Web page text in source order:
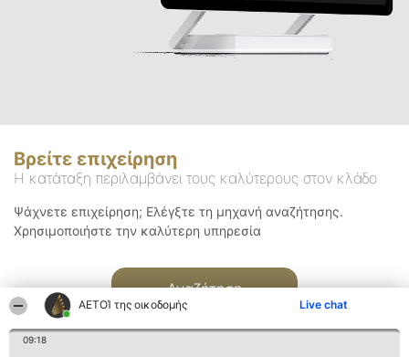
ΑΕΤΟΊ της οικοδομής Live chat
09:18
Βρείτε επιχείρηση
Η κατάταξη περιλαμβάνει τους καλύτερους στον κλάδο
Ψάχνετε επιχείρηση; Ελέγξτε τη μηχανή αναζήτησης.
Χρησιμοποιήστε την καλύτερη υπηρεσία
Αναζήτηση